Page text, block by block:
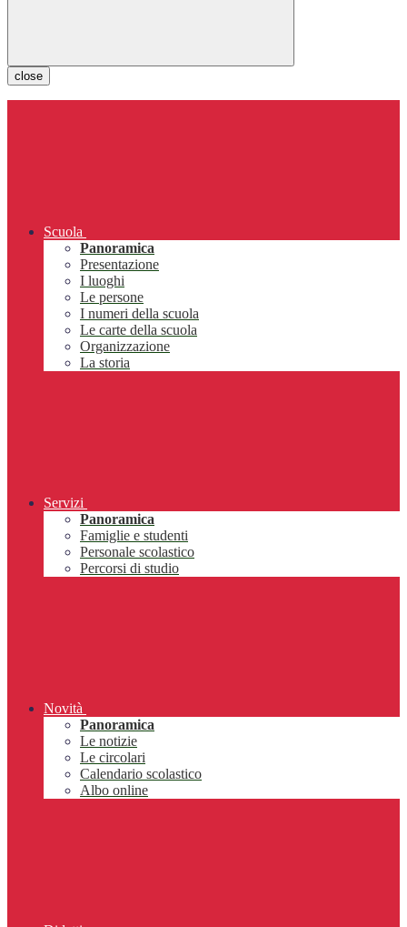
close
Scuola
Panoramica
Presentazione
I luoghi
Le persone
I numeri della scuola
Le carte della scuola
Organizzazione
La storia
Servizi
Panoramica
Famiglie e studenti
Personale scolastico
Percorsi di studio
Novità
Panoramica
Le notizie
Le circolari
Calendario scolastico
Albo online